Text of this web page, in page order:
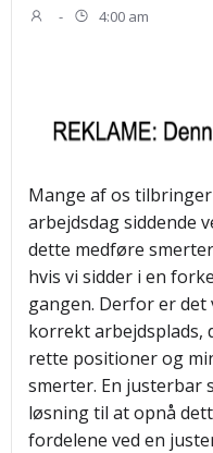
- 4:00 am
Mange af os
arbejdsdag siddende
dette medføre
hvis vi sidder i en
gangen. Derfor er
korrekt arbejdsplads,
rette positioner og
smerter. En justerbar
løsning til at opnå
fordelene ved en